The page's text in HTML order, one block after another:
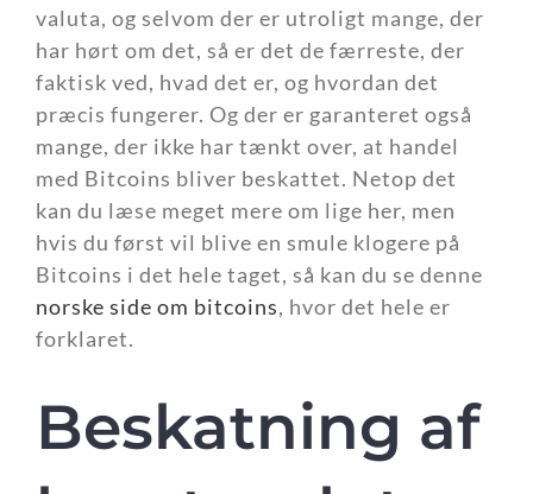
valuta, og selvom der er utroligt mange, der
har hørt om det, så er det de færreste, der
faktisk ved, hvad det er, og hvordan det
præcis fungerer. Og der er garanteret også
mange, der ikke har tænkt over, at handel
med Bitcoins bliver beskattet. Netop det
kan du læse meget mere om lige her, men
hvis du først vil blive en smule klogere på
Bitcoins i det hele taget, så kan du se denne
norske side om bitcoins, hvor det hele er
forklaret.
Beskatning af